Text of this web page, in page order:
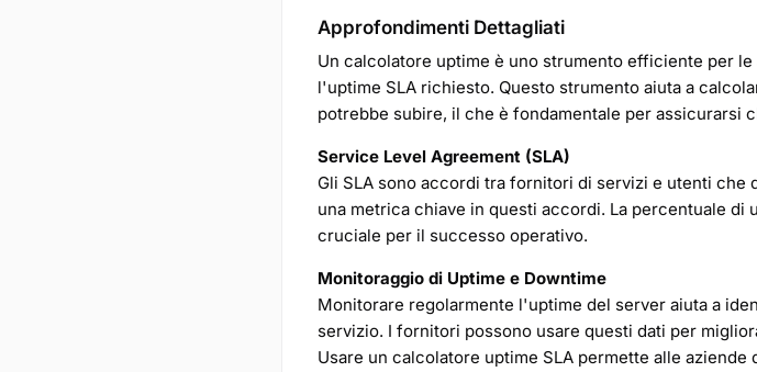
Approfondimenti Dettagliati
Un calcolatore uptime è uno strumento efficiente per
l'uptime SLA richiesto. Questo strumento aiuta a
potrebbe subire, il che è fondamentale per assicurarsi
Service Level Agreement (SLA)
Gli SLA sono accordi tra fornitori di servizi e utenti
una metrica chiave in questi accordi. La percentuale
cruciale per il successo operativo.
Monitoraggio di Uptime e Downtime
Monitorare regolarmente l'uptime del server aiuta a
servizio. I fornitori possono usare questi dati per
Usare un calcolatore uptime SLA permette alle